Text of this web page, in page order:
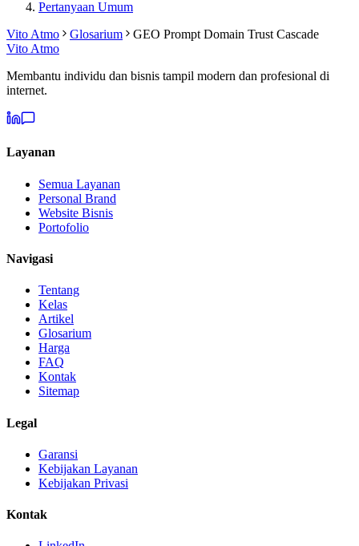
Pertanyaan Umum
Vito Atmo
Glosarium
GEO Prompt Domain Trust Cascade
Vito Atmo
Membantu individu dan bisnis tampil modern dan profesional di
internet.
Layanan
Semua Layanan
Personal Brand
Website Bisnis
Portofolio
Navigasi
Tentang
Kelas
Artikel
Glosarium
Harga
FAQ
Kontak
Sitemap
Legal
Garansi
Kebijakan Layanan
Kebijakan Privasi
Kontak